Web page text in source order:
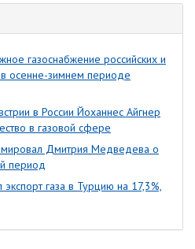
газоснабжение российских и
осенне-зимнем периоде
в России Йоханнес Айгнер
в газовой сфере
Дмитрия Медведева о
период
газа в Турцию на 17,3%,